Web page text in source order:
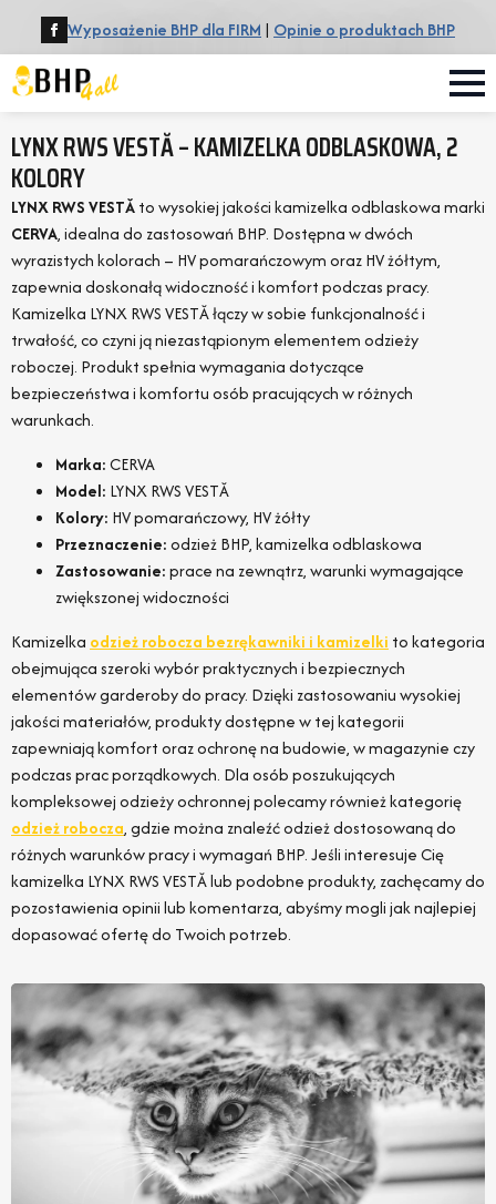
Wyposażenie BHP dla FIRM | Opinie o produktach BHP
LYNX RWS VESTĂ – KAMIZELKA ODBLASKOWA, 2
KOLORY
LYNX RWS VESTĂto wysokiej jakości kamizelka odblaskowa marki
CERVA, idealna do zastosowań BHP. Dostępna w dwóch
wyrazistych kolorach – HV pomarańczowym oraz HV żółtym,
zapewnia doskonałą widoczność i komfort podczas pracy.
Kamizelka LYNX RWS VESTĂ łączy w sobie funkcjonalność i
trwałość, co czyni ją niezastąpionym elementem odzieży
roboczej. Produkt spełnia wymagania dotyczące
bezpieczeństwa i komfortu osób pracujących w różnych
warunkach.
Marka:CERVA
Model: LYNX RWS VESTĂ
Kolory: HV pomarańczowy, HV żółty
Przeznaczenie:odzież BHP, kamizelka odblaskowa
Zastosowanie:prace na zewnątrz, warunki wymagające
zwiększonej widoczności
Kamizelka odzież robocza bezrękawniki i kamizelki to kategoria
obejmująca szeroki wybór praktycznych i bezpiecznych
elementów garderoby do pracy. Dzięki zastosowaniu wysokiej
jakości materiałów, produkty dostępne w tej kategorii
zapewniają komfort oraz ochronę na budowie, w magazynie czy
podczas prac porządkowych. Dla osób poszukujących
kompleksowej odzieży ochronnej polecamy również kategorię
odzież robocza, gdzie można znaleźć odzież dostosowaną do
różnych warunków pracy i wymagań BHP. Jeśli interesuje Cię
kamizelka LYNX RWS VESTĂ lub podobne produkty, zachęcamy do
pozostawienia opinii lub komentarza, abyśmy mogli jak najlepiej
dopasować ofertę do Twoich potrzeb.